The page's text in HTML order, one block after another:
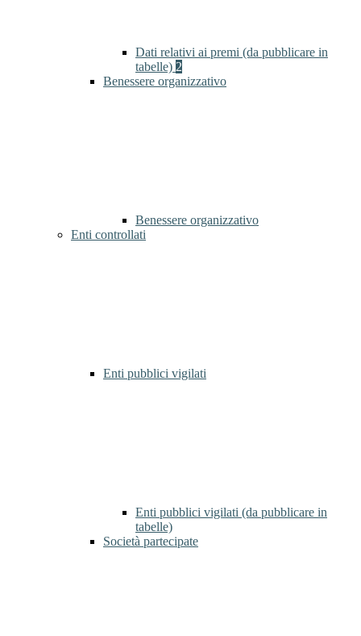
Dati relativi ai premi (da pubblicare in
tabelle) 2
Benessere organizzativo
Benessere organizzativo
Enti controllati
Enti pubblici vigilati
Enti pubblici vigilati (da pubblicare in
tabelle)
Società partecipate